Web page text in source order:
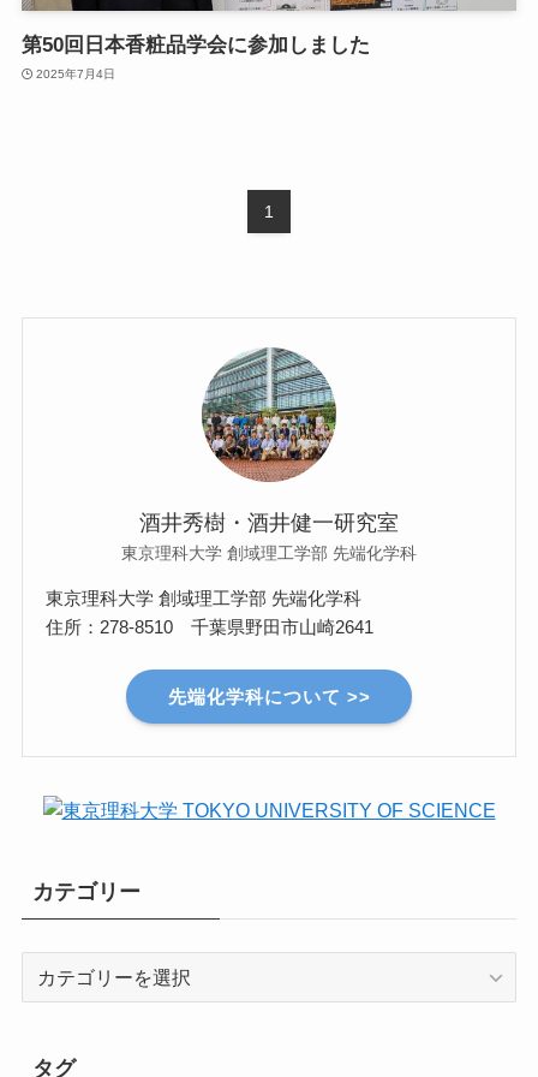
第50回日本香粧品学会に参加しました
2025年7月4日
1
酒井秀樹・酒井健一研究室
東京理科大学 創域理工学部 先端化学科
東京理科大学 創域理工学部 先端化学科
住所：278-8510 千葉県野田市山崎2641
先端化学科について >>
カテゴリー
タグ